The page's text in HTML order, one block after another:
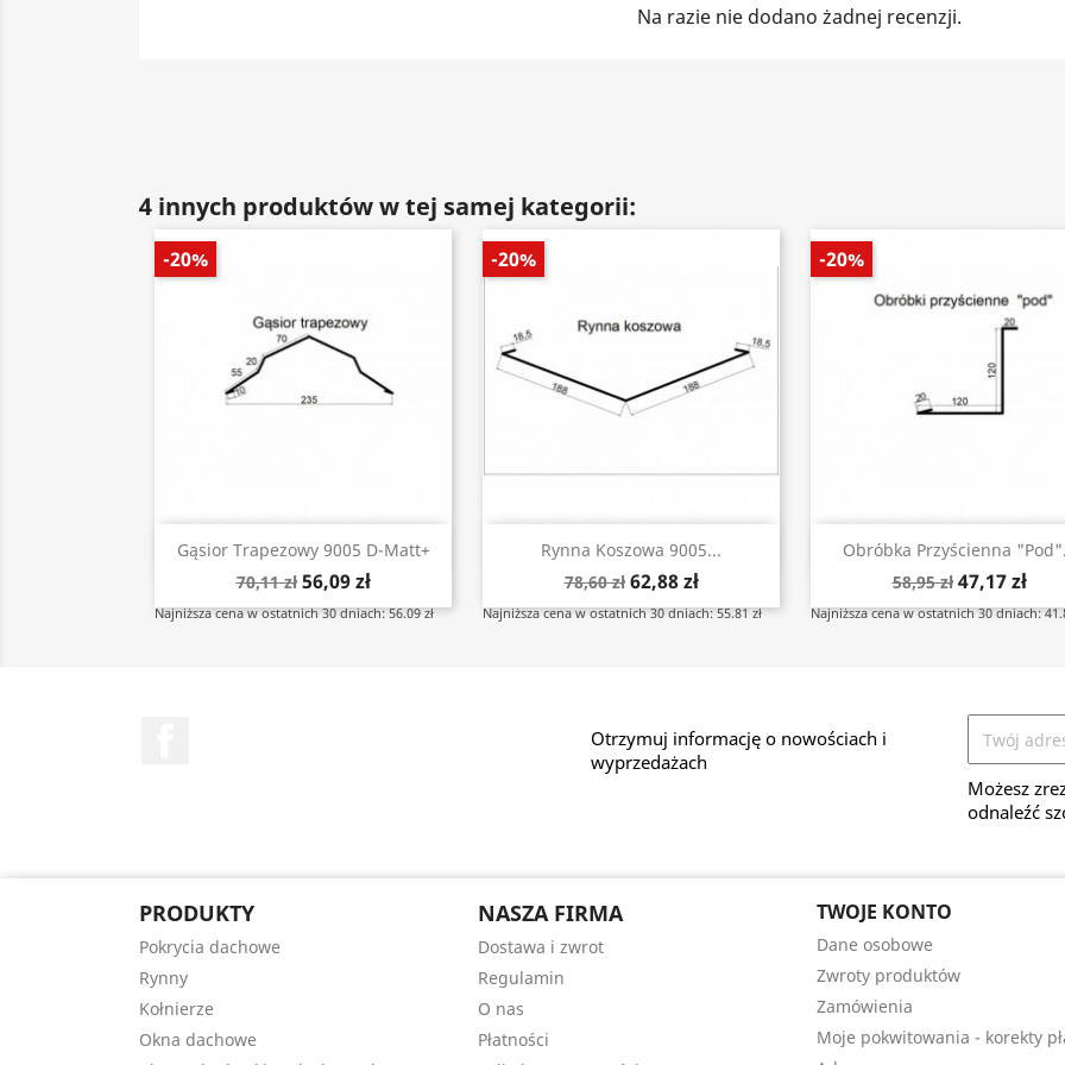
Na razie nie dodano żadnej recenzji.
4 innych produktów w tej samej kategorii:
Gąsior Trapezowy 9005 D-Matt+
70,11 zł 56,09 zł
Najniższa cena w ostatnich 30 dniach: 56.09 zł
-20%
Szybki podgląd
Rynna Koszowa 9005...
78,60 zł 62,88 zł
Najniższa cena w ostatnich 30 dniach: 55.81 zł
-20%
Szybki podgląd
Obróbka Przyścienna
58,95 zł 47,17 zł
Najniższa cena w ostatnich 30 dniach:
-20%
Szybki podgląd
Otrzymuj informację o nowościach i
wyprzedażach
Możesz
odnaleźć
PRODUKTY
Pokrycia dachowe
Rynny
Kołnierze
Okna dachowe
NASZA FIRMA
Dostawa i zwrot
Regulamin
O nas
Płatności
TWOJE KONTO
Dane osobowe
Zwroty produktów
Zamówienia
Moje pokwitowania - korekty